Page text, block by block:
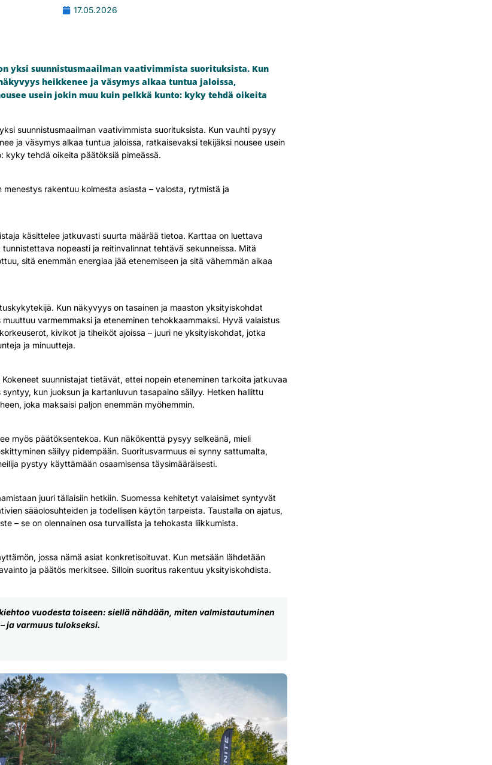
17.05.2026
yksi suunnistusmaailman vaativimmista suorituksista. Kun
heikkenee ja väsymys alkaa tuntua jaloissa,
usein jokin muu kuin pelkkä kunto: kyky tehdä oikeita
suunnistusmaailman vaativimmista suorituksista. Kun vauhti pysyy
ja väsymys alkaa tuntua jaloissa, ratkaisevaksi tekijäksi nousee usein
kyky tehdä oikeita päätöksiä pimeässä.
menestys rakentuu kolmesta asiasta – valosta, rytmistä ja
käsittelee jatkuvasti suurta määrää tietoa. Karttaa on luettava
nopeasti ja reitinvalinnat tehtävä sekunneissa. Mitä
sitä enemmän energiaa jää etenemiseen ja sitä vähemmän aikaa
Kun näkyvyys on tasainen ja maaston yksityiskohdat
varmemmaksi ja eteneminen tehokkaammaksi. Hyvä valaistus
kivikot ja tiheiköt ajoissa – juuri ne yksityiskohdat, jotka
ja minuutteja.
suunnistajat tietävät, ettei nopein eteneminen tarkoita jatkuvaa
syntyy, kun juoksun ja kartanluvun tasapaino säilyy. Hetken hallittu
joka maksaisi paljon enemmän myöhemmin.
myös päätöksentekoa. Kun näkökenttä pysyy selkeänä, mieli
säilyy pidempään. Suoritusvarmuus ei synny sattumalta,
pystyy käyttämään osaamisensa täysimääräisesti.
juuri tällaisiin hetkiin. Suomessa kehitetyt valaisimet syntyvät
sääolosuhteiden ja todellisen käytön tarpeista. Taustalla on ajatus,
– se on olennainen osa turvallista ja tehokasta liikkumista.
jossa nämä asiat konkretisoituvat. Kun metsään lähdetään
ja päätös merkitsee. Silloin suoritus rakentuu yksityiskohdista.
vuodesta toiseen: siellä nähdään, miten valmistautuminen
ja varmuus tulokseksi.